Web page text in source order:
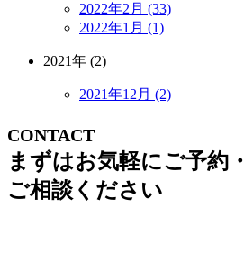
2022年2月 (33)
2022年1月 (1)
2021年 (2)
2021年12月 (2)
CONTACT
まずはお気軽にご予約・
ご相談ください